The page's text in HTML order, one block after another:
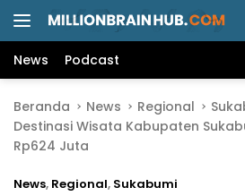
News Podcast
Beranda News Regional
Destinasi Wisata Kabupaten
Rp624 Juta
News, Regional, Sukabumi